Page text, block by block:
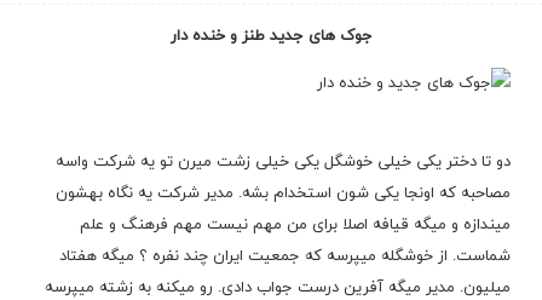
جوک های جدید طنز و خنده دار
دو تا دختر یکی خیلی خوشگل یکی خیلی زشت میرن تو یه شرکت واسه
مصاحبه که اونجا یکی شون استخدام بشه. مدیر شرکت یه نگاه بهشون
میندازه و میگه قیافه اصلا برای من مهم نیست مهم فرهنگ و علم
شماست. از خوشگله میپرسه که جمعیت ایران چند نفره ؟ میگه هفتاد
میلیون. مدیر میگه آفرین درست جواب دادی. رو میکنه به زشته میپرسه